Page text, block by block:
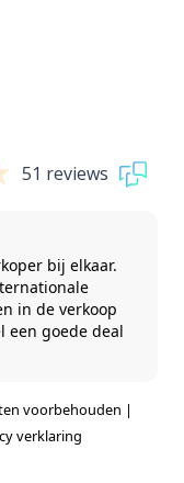
51 reviews
bij elkaar.
in de verkoop
een goede deal
voorbehouden |
verklaring